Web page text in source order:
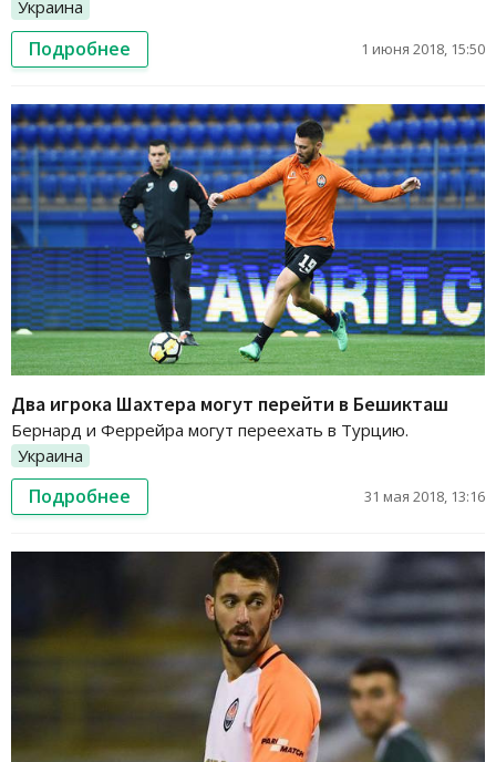
Украина
Подробнее 1 июня 2018, 15:50
Два игрока Шахтера могут перейти в Бешикташ
Бернард и Феррейра могут переехать в Турцию.
Украина
Подробнее 31 мая 2018, 13:16